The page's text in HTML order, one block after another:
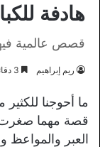
هادفة
قصص عالمية
ريم إبراهيم
ما أحوجنا
قصة مهما صغرت
العبر